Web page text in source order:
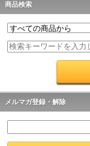
商品検索
メルマガ登録・解除